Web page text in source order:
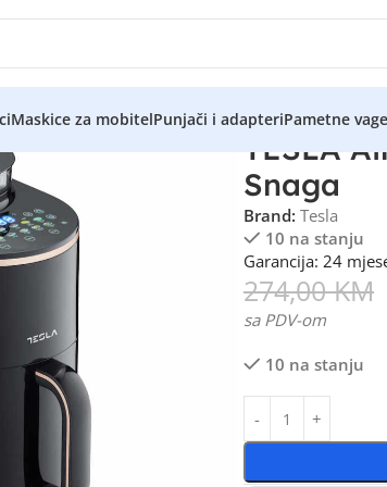
Maskice za mobitelPunjači i adapteriPametne vage
TESLA
Snaga
Brand: Tesla
10 na stanju
Garancija: 24
274,00KM
sa PDV-om
10 na stanju